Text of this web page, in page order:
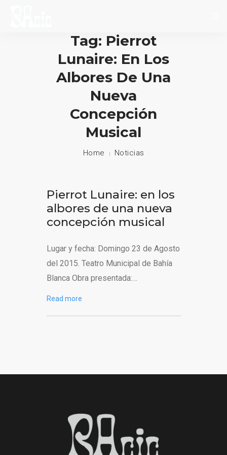
Tag: Pierrot
Lunaire: En Los
Albores De Una
Nueva
Concepción
Musical
Home Noticias
Pierrot Lunaire: en los
albores de una nueva
concepción musical
Lugar y fecha: Domingo 23 de Agosto
del 2015. Teatro Municipal de Bahía
Blanca Obra presentada:…
Read more